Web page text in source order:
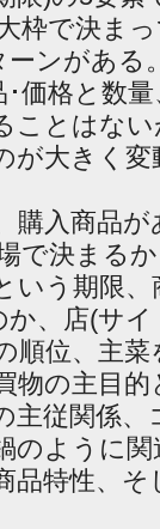
枠で決ま
ーンがある
価格と数
ことはな
が大きく
購入商品
で決まる
いう期限
、店(サ
順位、主
物の主目
主従関係
のように
品特性、